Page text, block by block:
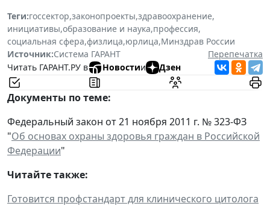
Теги:госсектор,законопроекты,здравоохранение,
инициативы,образование и наука,профессия,
социальная сфера,физлица,юрлица,Минздрав России
Источник:Система ГАРАНТ
Перепечатка
Читать ГАРАНТ.РУ в
Новостии Дзен
Документы по теме:
Федеральный закон от 21 ноября 2011 г. № 323-ФЗ
"Об основах охраны здоровья граждан в Российской
Федерации"
Читайте также:
Готовится профстандарт для клинического цитолога